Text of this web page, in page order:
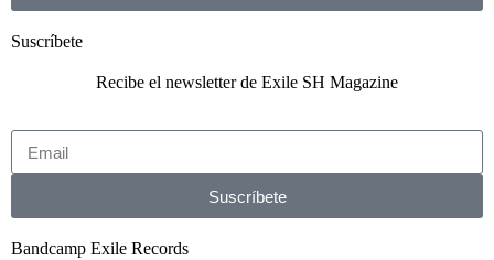
Suscríbete
Recibe el newsletter de Exile SH Magazine
Suscríbete
Bandcamp Exile Records